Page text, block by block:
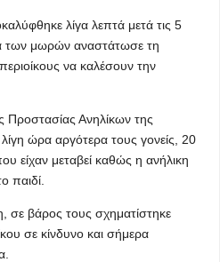
λίγα λεπτά μετά τις 5
των μωρών αναστάτωσε τη
να καλέσουν την
Προστασίας Ανηλίκων της
ώρα αργότερα τους γονείς, 20
είχαν μεταβεί καθώς η ανήλικη
παιδί.
σε βάρος τους σχηματίστηκε
σε κίνδυνο και σήμερα